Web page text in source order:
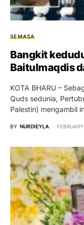
SEMASA
Bangkit
Baitulmaqdis
KOTA BHARU –
Quds sedunia,
Palestin) mengambil
BY NURDIEYLA